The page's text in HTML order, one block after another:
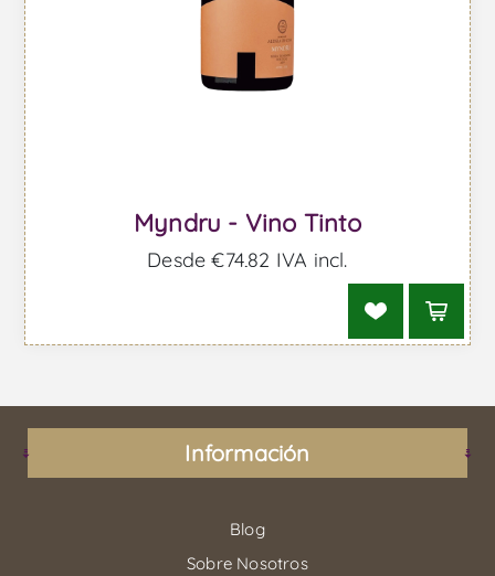
Myndru - Vino Tinto
Desde €74,82 IVA incl.
Información
Blog
Sobre Nosotros